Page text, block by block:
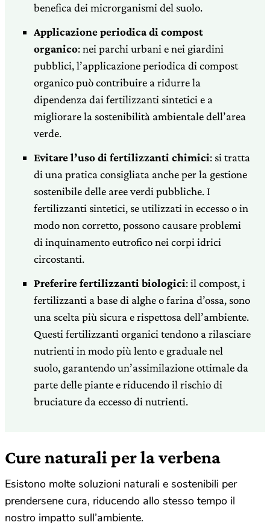
benefica dei microrganismi del suolo.
Applicazione periodica di compost
organico: nei parchi urbani e nei giardini
pubblici, l’applicazione periodica di compost
organico può contribuire a ridurre la
dipendenza dai fertilizzanti sintetici e a
migliorare la sostenibilità ambientale dell’area
verde.
Evitare l’uso di fertilizzanti chimici: si tratta
di una pratica consigliata anche per la gestione
sostenibile delle aree verdi pubbliche. I
fertilizzanti sintetici, se utilizzati in eccesso o in
modo non corretto, possono causare problemi
di inquinamento eutrofico nei corpi idrici
circostanti.
Preferire fertilizzanti biologici: il compost, i
fertilizzanti a base di alghe o farina d’ossa, sono
una scelta più sicura e rispettosa dell’ambiente.
Questi fertilizzanti organici tendono a rilasciare
nutrienti in modo più lento e graduale nel
suolo, garantendo un’assimilazione ottimale da
parte delle piante e riducendo il rischio di
bruciature da eccesso di nutrienti.
Cure naturali per la verbena
Esistono molte soluzioni naturali e sostenibili per
prendersene cura, riducendo allo stesso tempo il
nostro impatto sull’ambiente.